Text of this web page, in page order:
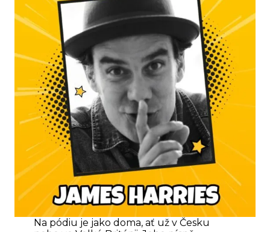
Na pódiu je jako doma, ať už v Česku